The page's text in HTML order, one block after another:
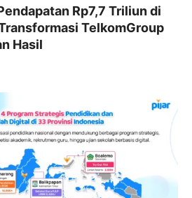
Rp7,7 Triliun di
TelkomGroup
Hasil